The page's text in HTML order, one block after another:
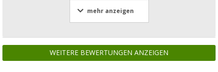
mehr anzeigen
WEITERE BEWERTUNGEN ANZEIGEN